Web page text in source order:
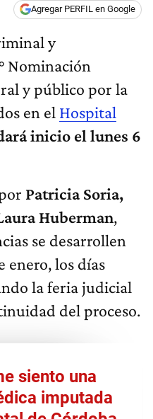
Agregar PERFIL en Google
y
Nominación
y público por la
en el Hospital
inicio el lunes 6
Patricia Soria,
Huberman,
se desarrollen
enero, los días
la feria judicial
del proceso.
siento una
imputada